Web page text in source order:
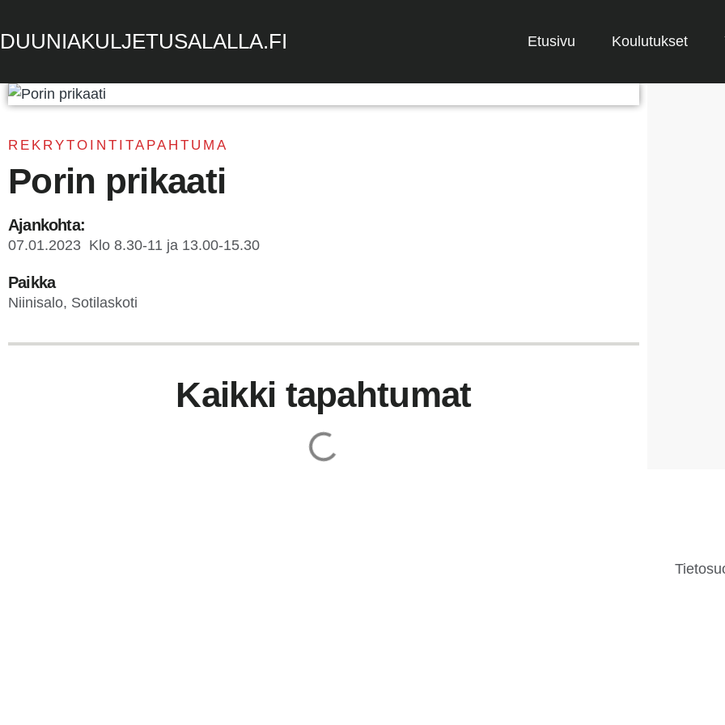
DUUNIAKULJETUSALALLA.FI Etusivu Koulutukset
REKRYTOINTITAPAHTUMA
Porin prikaati
Ajankohta:
07.01.2023 Klo 8.30-11 ja 13.00-15.30
Paikka
Niinisalo, Sotilaskoti
Kaikki tapahtumat